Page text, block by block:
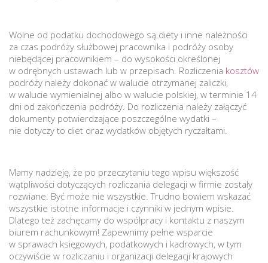
Wolne od podatku dochodowego są diety i inne należności
za czas podróży służbowej pracownika i podróży osoby
niebędącej pracownikiem – do wysokości określonej
w odrębnych ustawach lub w przepisach. Rozliczenia kosztów
podróży należy dokonać w walucie otrzymanej zaliczki,
w walucie wymienialnej albo w walucie polskiej, w terminie 14
dni od zakończenia podróży. Do rozliczenia należy załączyć
dokumenty potwierdzające poszczególne wydatki –
nie dotyczy to diet oraz wydatków objętych ryczałtami.
Mamy nadzieję, że po przeczytaniu tego wpisu większość
wątpliwości dotyczących rozliczania delegacji w firmie zostały
rozwiane. Być może nie wszystkie. Trudno bowiem wskazać
wszystkie istotne informacje i czynniki w jednym wpisie.
Dlatego też zachęcamy do współpracy i kontaktu z naszym
biurem rachunkowym! Zapewnimy pełne wsparcie
w sprawach księgowych, podatkowych i kadrowych, w tym
oczywiście w rozliczaniu i organizacji delegacji krajowych